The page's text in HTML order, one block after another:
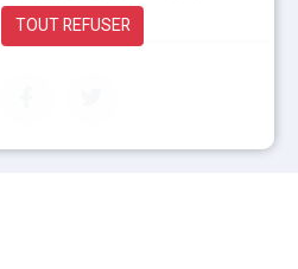
TOUT REFUSER